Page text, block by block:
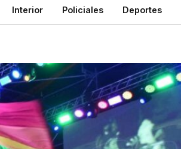
Interior Policiales Deportes